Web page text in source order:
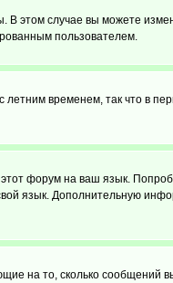
этом случае вы можете
пользователем.
временем, так что в
форум на ваш язык.
язык. Дополнительную
на то, сколько